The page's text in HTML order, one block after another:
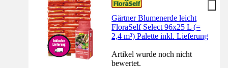
Gärtner Blumenerde leicht
FloraSelf Select 96x25 L (=
2,4 m³) Palette inkl. Lieferung
Artikel wurde noch nicht
bewertet.